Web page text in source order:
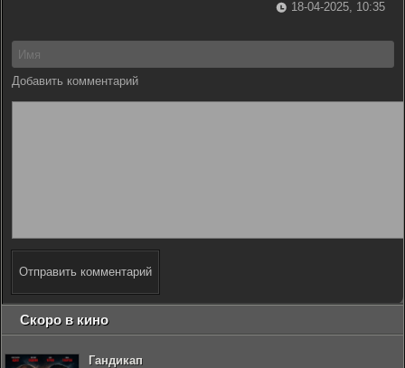
18-04-2025, 10:35
Добавить комментарий
Отправить комментарий
Скоро в кино
Гандикап